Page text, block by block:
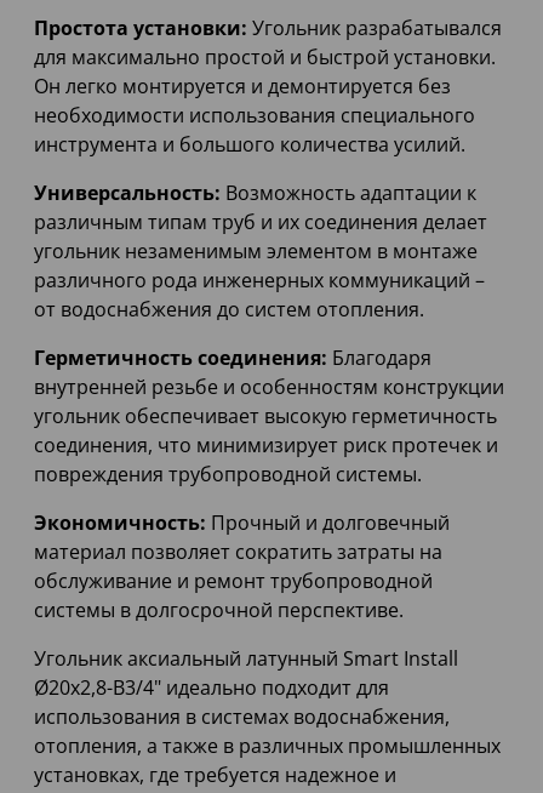
Простота установки: Угольник разрабатывался
для максимально простой и быстрой установки.
Он легко монтируется и демонтируется без
необходимости использования специального
инструмента и большого количества усилий.
Универсальность: Возможность адаптации к
различным типам труб и их соединения делает
угольник незаменимым элементом в монтаже
различного рода инженерных коммуникаций –
от водоснабжения до систем отопления.
Герметичность соединения: Благодаря
внутренней резьбе и особенностям конструкции
угольник обеспечивает высокую герметичность
соединения, что минимизирует риск протечек и
повреждения трубопроводной системы.
Экономичность: Прочный и долговечный
материал позволяет сократить затраты на
обслуживание и ремонт трубопроводной
системы в долгосрочной перспективе.
Угольник аксиальный латунный Smart Install
Ø20x2,8-В3/4" идеально подходит для
использования в системах водоснабжения,
отопления, а также в различных промышленных
установках, где требуется надежное и